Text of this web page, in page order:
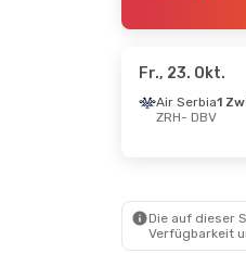
Croatia Airlines
- Fr., 9. Okt.
Fr., 23. Okt.
Air Serbia1
ZRH- DBV
Die auf dieser
Verfügbarkeit